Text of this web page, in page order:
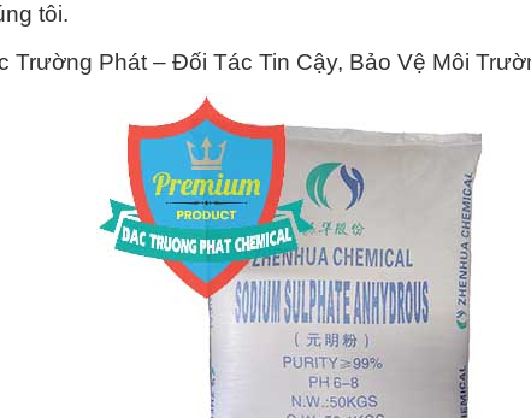
tôi.
Trường Phát – Đối Tác Tin Cậy, Bảo Vệ Môi